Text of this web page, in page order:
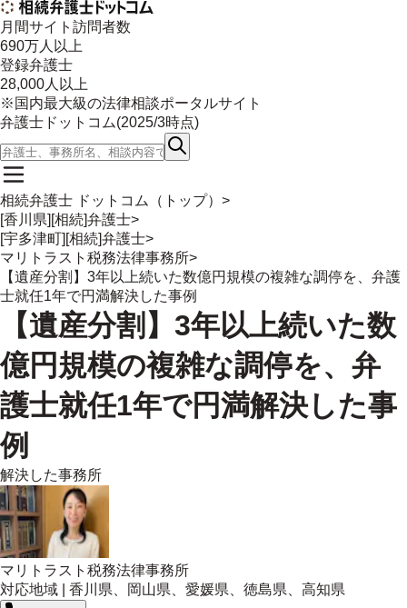
月間サイト訪問者数
690万人以上
登録弁護士
28,000人以上
※国内最大級の法律相談ポータルサイト
弁護士ドットコム(2025/3時点)
相続弁護士 ドットコム（トップ） >
[香川県][相続]弁護士>
[宇多津町][相続]弁護士>
マリトラスト税務法律事務所>
【遺産分割】3年以上続いた数億円規模の複雑な調停を、弁護
士就任1年で円満解決した事例
【遺産分割】3年以上続いた数
億円規模の複雑な調停を、弁
護士就任1年で円満解決した事
例
解決した事務所
マリトラスト税務法律事務所
対応地域 |
香川県、岡山県、愛媛県、徳島県、高知県